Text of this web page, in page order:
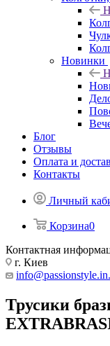
Новинки
Блог
Отзывы
Оплата и
Контакты
Личный
Корзина0
Контактная
г. Киев
Трусики